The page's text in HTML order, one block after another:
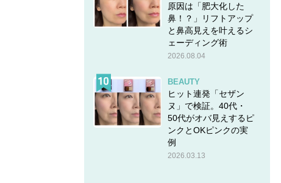
原因は「肥大化した
鼻！？」リフトアップ
と鼻高見えを叶えるシ
ェーディング術
2026.08.04
BEAUTY
ヒット連発「セザン
ヌ」で検証。40代・
50代がオバ見えするピ
ンクとOKピンクの実
例
2026.03.13